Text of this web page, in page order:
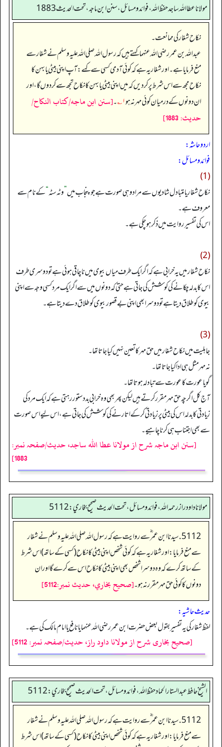
مولانا عطا الله ساجد حفظ الله، فوائد و مسائل، سنن ابن ماجه، تحت الحديث1883
نکاح شغار کی ممانعت۔
عبداللہ بن عمر رضی اللہ عنہما کہتے ہیں کہ رسول اللہ صلی اللہ علیہ وسلم نے شغار سے
منع فرمایا ہے۔ اور شغار یہ ہے کہ کوئی آدمی کسی سے کہے: آپ اپنی بیٹی یا بہن کا
نکاح مجھ سے اس شرط پر کر دیں کہ میں اپنی بیٹی یا بہن کا نکاح تجھ سے کر دوں گا، اور
ان دونوں کے درمیان کوئی مہر نہ ہو۱؎ ۔[سنن ابن ماجه/كتاب النكاح/
حدیث: 1883]
اردو حاشہ:
فوائد و مسائل:
(1)
نکاح شغار یا متبادل شادیوں سے مراد وہی صورت ہے جو پنجاب میں”وٹہ سٹہ“کے نام سے
معروف ہے۔
اس کی تفسیر روایت میں ذکر ہو چکی ہے۔
(2)
نکاح شغار میں یہ خرابی ہے کہ اگر ایک طرف میاں بیوی میں ناچاقی ہوئی ہے تو دوسری طرف
اس کا بدلہ چکانے کی کوشش کی جاتی ہے حتیٰ کہ دونوں میں سے اگر ایک مرد کسی وجہ سے اپنی
بیوی کو طلاق دیتا ہے تو دوسرا بھی اپنی بے قصور بیوی کو طلاق دے دیتا ہے۔
(3)
جاہلیت میں نکاح شغار میں حق مہر کا تعین نہیں کیا جاتا تھا۔
نہ مہر مثل ہی ادا کیا جاتا تھا۔
گویا عورت کا عورت سے تبادلہ ہوتا تھا۔
آج کل اگرچہ حق مہر مقرر کرتے ہیں لیکن پھر بھی وہ خرابی بددستور رہتی ہے کہ ایک مرد کی
زیادتی کا بدلہ اس کی بیٹی پر زیادتی کر کے اتارنے کی کوشش کی جاتی ہے، اس لیے اس صورت
سے بھی اجتناب ہی کرنا چاہیے۔
[سنن ابن ماجہ شرح از مولانا عطا الله ساجد، حدیث/صفحہ نمبر:
1883]
مولانا داود راز رحمه الله، فوائد و مسائل، تحت الحديث صحيح بخاري: 5112
5112. سیدنا ابن عمر ؓ سے روایت ہے کہ رسول اللہ صلی اللہ علیہ وسلم نے شغار
سے منع فرمایا: اور شغار یہ ہے کہ کوئی شخص اپنی بیٹی کا نکاح (کسی کے ساتھ) اس شرط
کے ساتھ کرے کہ وہ دوسرا شخص بھی اپنی بیٹی کا نکاح اس سے کرے گا اور ان
دونوں کا کوئی حق مہر مقرر نہ ہو۔[صحيح بخاري، حديث نمبر:5112]
حدیث حاشیہ:
لفظ شغار کی یہ تفسیر بقول بعض حضرت ابن عمر رضی اللہ عنہما یا نافع یا امام مالک کی ہے۔
[صحیح بخاری شرح از مولانا داود راز، حدیث/صفحہ نمبر: 5112]
الشيخ حافط عبدالستار الحماد حفظ الله، فوائد و مسائل، تحت الحديث صحيح بخاري:5112
5112. سیدنا ابن عمر ؓ سے روایت ہے کہ رسول اللہ صلی اللہ علیہ وسلم نے شغار
سے منع فرمایا: اور شغار یہ ہے کہ کوئی شخص اپنی بیٹی کا نکاح (کسی کے ساتھ) اس شرط